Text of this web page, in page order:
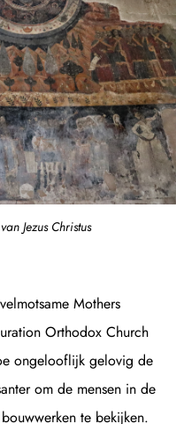
Jezus Christus
Mothers
Orthodox Church
ongelooflijk gelovig de
om de mensen in de
te bekijken.